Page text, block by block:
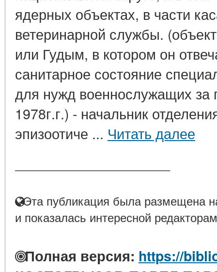
ядерных объектах, в части
ветеринарной службы.
или Гудым, в котором он
санитарное состояние
для нужд военнослужащих
1978г.г.) - начальник
эпизоотиче ... Читать далее
Эта публикация была размещена
и показалась интересной
Полная версия: https://